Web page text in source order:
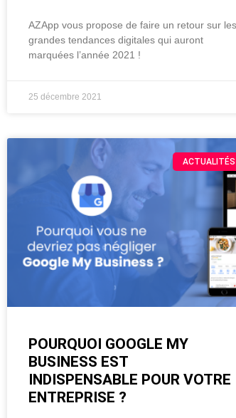
AZApp vous propose de faire un retour sur les
grandes tendances digitales qui auront
marquées l’année 2021 !
25 décembre 2021
ACTUALITÉS
POURQUOI GOOGLE MY
BUSINESS EST
INDISPENSABLE POUR VOTRE
ENTREPRISE ?